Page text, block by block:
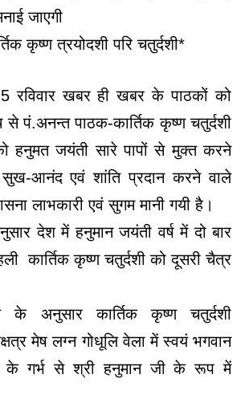
जाएगी
कृष्ण त्रयोदशी परि चतुर्दशी*
रविवार खबर ही खबर के पाठकों को
से पं.अनन्त पाठक-कार्तिक कृष्ण चतुर्दशी
हनुमत जयंती सारे पापों से मुक्त करने
आनंद एवं शांति प्रदान करने वाले
लाभकारी एवं सुगम मानी गयी है।
देश में हनुमान जयंती वर्ष में दो बार
कार्तिक कृष्ण चतुर्दशी को दूसरी चैत्र
के अनुसार कार्तिक कृष्ण चतुर्दशी
मेष लग्न गोधूलि वेला में स्वयं भगवान
के गर्भ से श्री हनुमान जी के रूप में